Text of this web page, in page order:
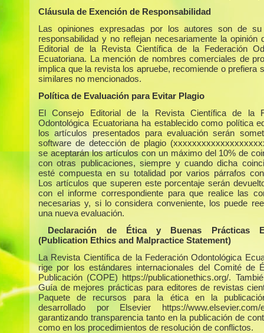
Cláusula de Exención de Responsabilidad
Las opiniones expresadas por los autores son de su
responsabilidad y no reflejan necesariamente la opinión
Editorial de la Revista Científica de la Federación
Ecuatoriana. La mención de nombres comerciales de
implica que la revista los apruebe, recomiende o prefiera
similares no mencionados.
Política de Evaluación para Evitar Plagio
El Consejo Editorial de la Revista Científica de la
Odontológica Ecuatoriana ha establecido como política
los artículos presentados para evaluación serán
software de detección de plagio
se aceptarán los artículos con un máximo del 10% de
con otras publicaciones, siempre y cuando dicha
esté compuesta en su totalidad por varios párrafos
Los artículos que superen este porcentaje serán
con el informe correspondiente para que realice las
necesarias y, si lo considera conveniente, los puede
una nueva evaluación.
Declaración de Ética y Buenas Prácticas
(Publication Ethics and Malpractice Statement)
La Revista Científica de la Federación Odontológica
rige por los estándares internacionales del Comité de
Publicación (COPE) https://publicationethics.org/.
Guía de mejores prácticas para editores de revistas
Paquete de recursos para la ética en la
desarrollado por Elsevier https://www.elsevier.com/
garantizando transparencia tanto en la publicación de
como en los procedimientos de resolución de conflictos.